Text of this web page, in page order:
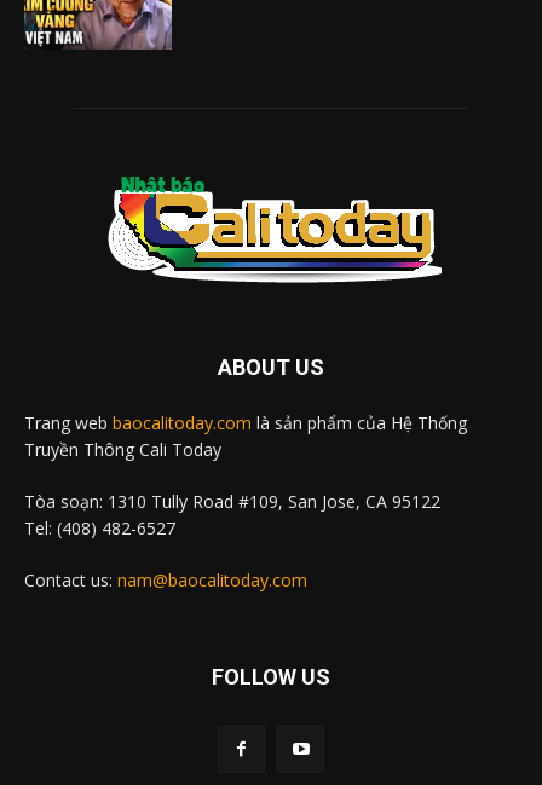
ABOUT US
Trang web baocalitoday.com là sản phẩm của Hệ Thống
Truyền Thông Cali Today
Tòa soạn: 1310 Tully Road #109, San Jose, CA 95122
Tel: (408) 482-6527
Contact us: nam@baocalitoday.com
FOLLOW US